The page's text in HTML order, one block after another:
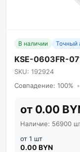
В наличии Точный
KSE-0603FR-
SKU: 192924
Совпадение: 100% •
от 0.00
Наличие: 56900
от 1 шт
0.00 BYN